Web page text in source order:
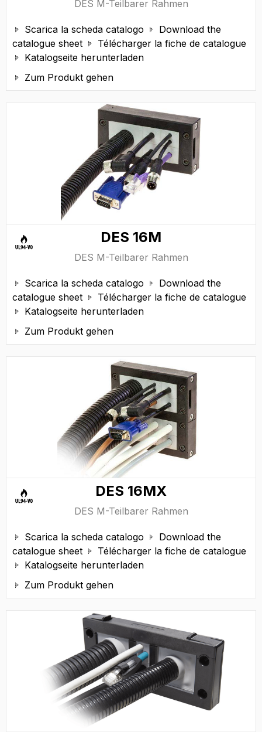
DES M-Teilbarer Rahmen
 Scarica la scheda catalogo 
Download the
catalogue sheet
 Télécharger la fiche de catalogue
 Katalogseite herunterladen
 Zum Produkt gehen
DES 16M
DES M-Teilbarer Rahmen
 Scarica la scheda catalogo 
Download the
catalogue sheet
 Télécharger la fiche de catalogue
 Katalogseite herunterladen
 Zum Produkt gehen
DES 16MX
DES M-Teilbarer Rahmen
 Scarica la scheda catalogo 
Download the
catalogue sheet
 Télécharger la fiche de catalogue
 Katalogseite herunterladen
 Zum Produkt gehen